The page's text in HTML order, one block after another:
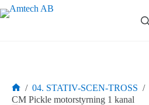
Hoppa
till
Hem
/ 04. STATIV-SCEN-TROSS /
CM Pickle motorstyrning 1 kanal